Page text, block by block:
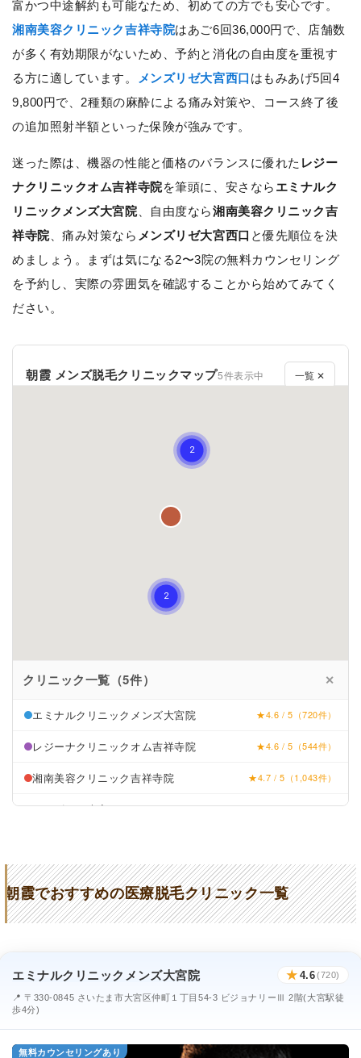
富かつ中途解約も可能なため、初めての方でも安心です。
湘南美容クリニック吉祥寺院はあご6回36,000円で、店舗数
が多く有効期限がないため、予約と消化の自由度を重視す
る方に適しています。
メンズリゼ大宮西口 はもみあげ5回4
9,800円で、2種類の麻酔による痛み対策や、コース終了後
の追加照射半額といった保険が強みです。
迷った際は、機器の性能と価格のバランスに優れた レジー
ナクリニックオム吉祥寺院を筆頭に、安さなら エミナルク
リニックメンズ大宮院、自由度なら湘南美容クリニック吉
祥寺院、痛み対策なら メンズリゼ大宮西口 と優先順位を決
めましょう。まずは気になる2〜3院の無料カウンセリング
を予約し、実際の雰囲気を確認することから始めてみてく
ださい。
朝霞 メンズ脱毛クリニックマップ5件表示中 一覧 ✕
クリニック一覧（5件） ✕
エミナルクリニックメンズ大宮院 ★4.6 / 5（720件）
レジーナクリニックオム吉祥寺院 ★4.6 / 5（544件）
湘南美容クリニック吉祥寺院 ★4.7 / 5（1,043件）
メンズリゼ大宮西口 ★4.2 / 5（138件）
朝霞でおすすめの医療脱毛クリニック一覧
エミナルクリニックメンズ大宮院 ★ 4.6(720)
📍 〒330-0845 さいたま市大宮区仲町１丁目54-3 ビジョナリーⅢ 2階(大宮駅徒
歩4分)
無料カウンセリングあり